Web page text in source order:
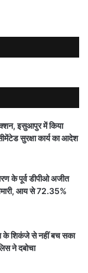
इसुआपुर में किया
सुरक्षा कार्य का आदेश
के पूर्व डीपीओ अजीत
आय से 72.35%
शिकंजे से नहीं बच सका
ने दबोचा